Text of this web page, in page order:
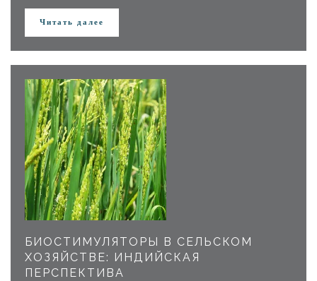
Читать далее
БИОСТИМУЛЯТОРЫ В СЕЛЬСКОМ
ХОЗЯЙСТВЕ: ИНДИЙСКАЯ
ПЕРСПЕКТИВА